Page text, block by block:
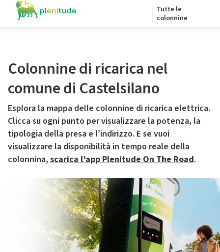
Tutte le
colonnine
Colonnine di ricarica nel
comune di Castelsilano
Esplora la mappa delle colonnine di ricarica elettrica.
Clicca su ogni punto per visualizzare la potenza, la
tipologia della presa e l’indirizzo. E se vuoi
visualizzare la disponibilità in tempo reale della
colonnina, scarica l’app Plenitude On The Road.